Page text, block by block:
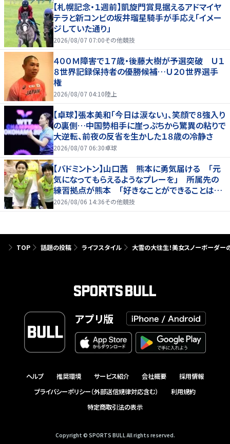
【札幌記念・１週前】凱旋門賞見据えるアドマイヤ
テラと新コンビの坂井瑠星騎手が手応え「イメー
ジしていた通り」
2026/08/07 07:00その他競技
４００Ｍ障害で１７歳・後藤大樹が予選突破 Ｕ１
８世界記録保持者の優勝候補…Ｕ２０世界選手
権
2026/08/07 04:10陸上
【卓球】張本美和「今日は涙ない」、笑顔で８強入り
の裏側…中国勢相手に崖っぷちから驚異の粘りで
大逆転、前夜の反省を生かした１８歳の冷静さ
2026/08/07 06:30卓球
【バドミントン】山口茜 熊本に勇気届ける 「元
気になってもらえるようなプレーを」 所属先の
練習拠点が熊本 「好きなことができることは当
たり前じゃない」
2026/08/06 14:36その他競技
TOP 話題の投稿 ライフスタイル 大雪の大往生！美女スノーボーダー
アプリ版
ヘルプ 推奨環境 サービス紹介 会社概要
採用情報
プライバシーポリシー（外部送信規律対応含む）
利用規約
特定商取引法の表示
Copyright © SPORTS BULL All rights reserved.